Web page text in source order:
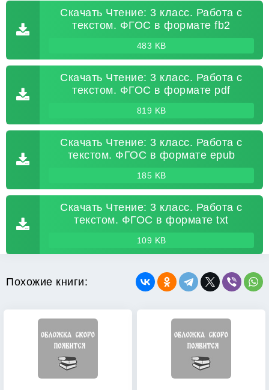
Скачать Чтение: 3 класс. Работа с
текстом. ФГОС в формате fb2
483 KB
Скачать Чтение: 3 класс. Работа с
текстом. ФГОС в формате pdf
819 KB
Скачать Чтение: 3 класс. Работа с
текстом. ФГОС в формате epub
185 KB
Скачать Чтение: 3 класс. Работа с
текстом. ФГОС в формате txt
109 KB
Похожие книги: